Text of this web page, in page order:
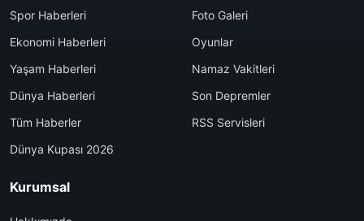
Spor Haberleri
Ekonomi Haberleri
Yaşam Haberleri
Dünya Haberleri
Tüm Haberler
Dünya Kupası 2026
Foto Galeri
Oyunlar
Namaz Vakitleri
Son Depremler
RSS Servisleri
Kurumsal